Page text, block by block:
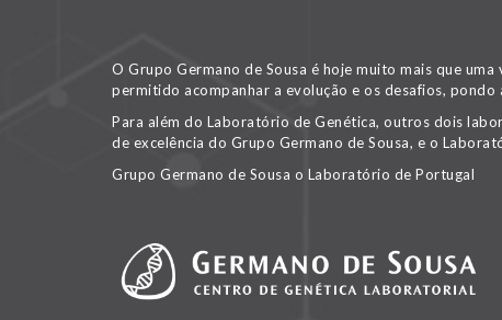
O Grupo Germano de Sousa é hoje muito mais que
permitido acompanhar a evolução e os desafios,
Para além do Laboratório de Genética, outros dois
de excelência do Grupo Germano de Sousa, e o
Grupo Germano de Sousa o Laboratório de Portugal